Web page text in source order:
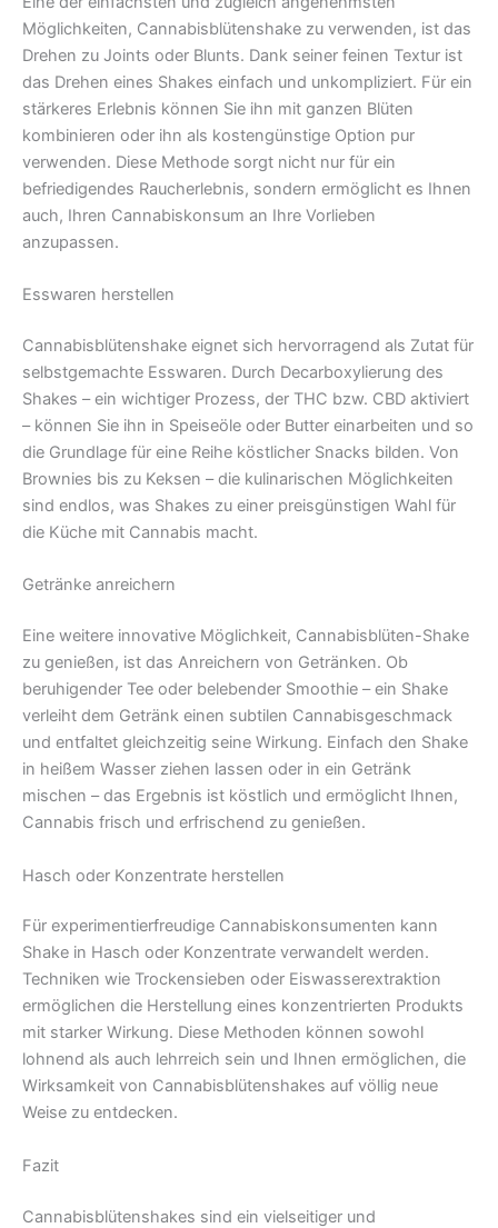
Möglichkeiten, Cannabisblütenshake zu verwenden, ist das
Drehen zu Joints oder Blunts. Dank seiner feinen Textur ist
das Drehen eines Shakes einfach und unkompliziert. Für ein
stärkeres Erlebnis können Sie ihn mit ganzen Blüten
kombinieren oder ihn als kostengünstige Option pur
verwenden. Diese Methode sorgt nicht nur für ein
befriedigendes Raucherlebnis, sondern ermöglicht es Ihnen
auch, Ihren Cannabiskonsum an Ihre Vorlieben
anzupassen.
Esswaren herstellen
Cannabisblütenshake eignet sich hervorragend als Zutat für
selbstgemachte Esswaren. Durch Decarboxylierung des
Shakes – ein wichtiger Prozess, der THC bzw. CBD aktiviert
– können Sie ihn in Speiseöle oder Butter einarbeiten und so
die Grundlage für eine Reihe köstlicher Snacks bilden. Von
Brownies bis zu Keksen – die kulinarischen Möglichkeiten
sind endlos, was Shakes zu einer preisgünstigen Wahl für
die Küche mit Cannabis macht.
Getränke anreichern
Eine weitere innovative Möglichkeit, Cannabisblüten-Shake
zu genießen, ist das Anreichern von Getränken. Ob
beruhigender Tee oder belebender Smoothie – ein Shake
verleiht dem Getränk einen subtilen Cannabisgeschmack
und entfaltet gleichzeitig seine Wirkung. Einfach den Shake
in heißem Wasser ziehen lassen oder in ein Getränk
mischen – das Ergebnis ist köstlich und ermöglicht Ihnen,
Cannabis frisch und erfrischend zu genießen.
Hasch oder Konzentrate herstellen
Für experimentierfreudige Cannabiskonsumenten kann
Shake in Hasch oder Konzentrate verwandelt werden.
Techniken wie Trockensieben oder Eiswasserextraktion
ermöglichen die Herstellung eines konzentrierten Produkts
mit starker Wirkung. Diese Methoden können sowohl
lohnend als auch lehrreich sein und Ihnen ermöglichen, die
Wirksamkeit von Cannabisblütenshakes auf völlig neue
Weise zu entdecken.
Fazit
Cannabisblütenshakes sind ein vielseitiger und